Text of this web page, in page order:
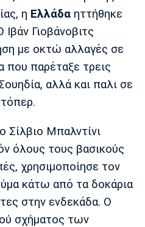
Πανσερραϊκός
Ρεάλ
Ατλέτικο
Μαδρίτης
Άρσεναλ
η Ελλάδα ηττήθηκε
Ιβάν Γιοβάνοβιτς
με οκτώ αλλαγές σε
που παρέταξε τρεις
αλλά και παλι σε
Σίλβιο Μπαλντίνι
όλους τους βασικούς
χρησιμοποίησε τον
κάτω από τα δοκάρια
στην ενδεκάδα. Ο
σχήματος των